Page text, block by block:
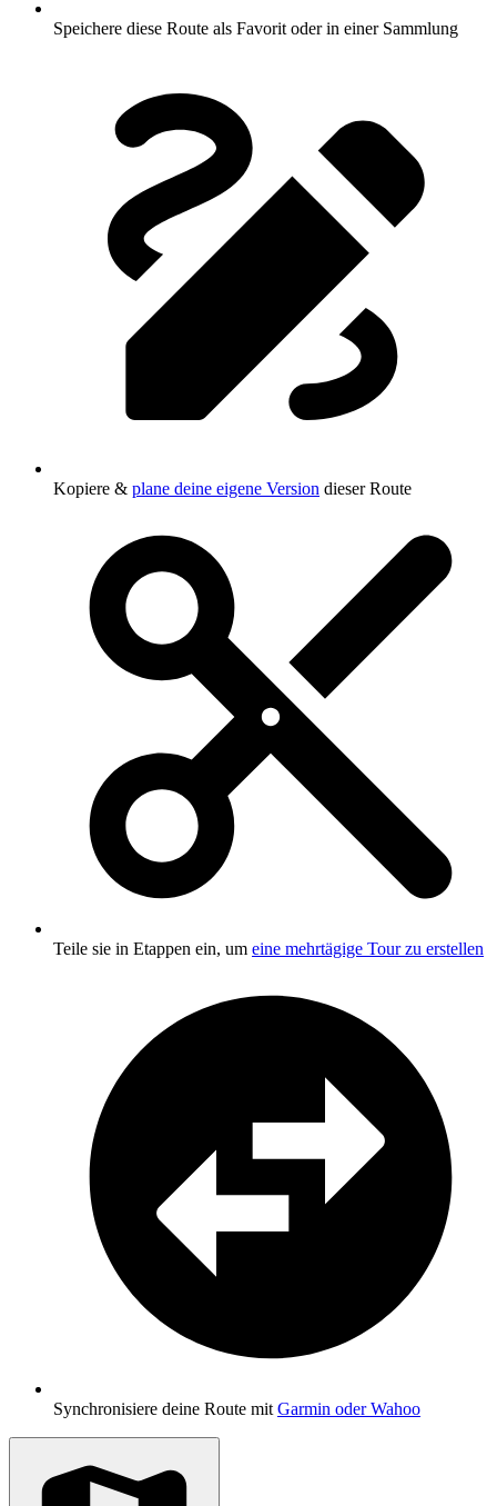
Speichere diese Route als Favorit oder in einer Sammlung
Kopiere & plane deine eigene Version dieser Route
Teile sie in Etappen ein, um eine mehrtägige Tour zu erstellen
Synchronisiere deine Route mit Garmin oder Wahoo